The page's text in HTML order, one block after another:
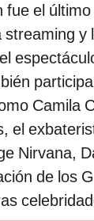
fue el
y
Camila
el
Nirvana,
de los